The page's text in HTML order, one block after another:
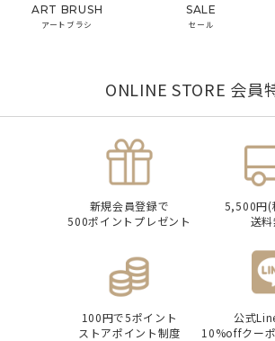
ART BRUSH
アートブラシ
SALE
セール
ONLINE STORE 会員
新規会員登録で
500ポイントプレゼント
5,500円(
送
100円で5ポイント
ストアポイント制度
公式
10%offクー